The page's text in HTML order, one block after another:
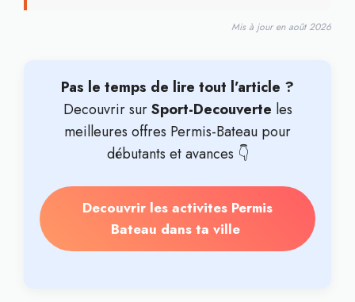
Mis à jour en août 2026
Pas le temps de lire tout l’article ?
Decouvrir surSport-Decouverte les
meilleures offres Permis-Bateau pour
débutants et avances 👇
Decouvrir les activites Permis
Bateau dans ta ville